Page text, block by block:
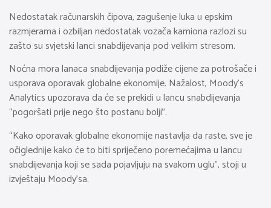
Nedostatak računarskih čipova, zagušenje luka u epskim
razmjerama i ozbiljan nedostatak vozača kamiona razlozi su
zašto su svjetski lanci snabdijevanja pod velikim stresom.
Noćna mora lanaca snabdijevanja podiže cijene za potrošače i
usporava oporavak globalne ekonomije. Nažalost, Moody’s
Analytics upozorava da će se prekidi u lancu snabdijevanja
“pogoršati prije nego što postanu bolji”.
“Kako oporavak globalne ekonomije nastavlja da raste, sve je
očiglednije kako će to biti spriječeno poremećajima u lancu
snabdijevanja koji se sada pojavljuju na svakom uglu”, stoji u
izvještaju Moody’sa.